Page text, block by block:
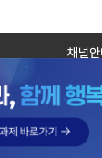
채널안
2청사로 13 한국
044-204-8000
방송 All Rights